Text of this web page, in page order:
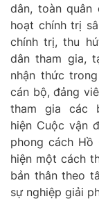
dân, toàn quân
hoạt chính trị
chính trị, thu
dân tham gia,
nhận thức
cán bộ, đảng
tham gia các
hiện Cuộc vận
phong cách Hồ
hiện một cách
bản thân theo
sự nghiệp giải